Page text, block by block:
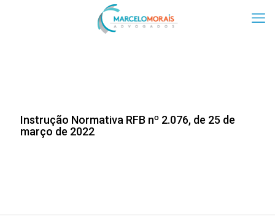
Instrução Normativa RFB nº 2.076, de 25 de
março de 2022